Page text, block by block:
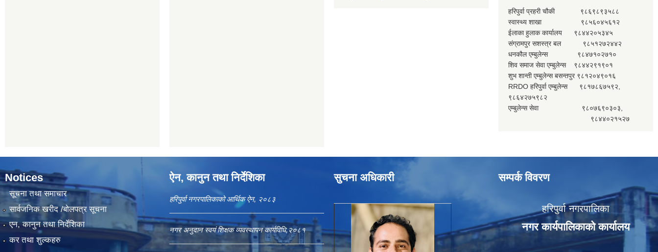
हरिपुर्वा प्रहरी चौकी ९८६९८९३५८८
स्वास्थ्य शाखा ९८५६०४५६१२
ईलाका हुलाक कार्यालय ९८४४२०५३४५
संग्रामपुर सशस्त्र बल ९८५१२७२४४२
धनकौल एम्बुलेन्स ९८४७१०२७१०
शिव समाज सेवा एम्बुलेन्स ९८४४२९१९०१
शुभ शान्ती एम्बुलेन्स बसन्तपुर ९८१२०४९०१६
RRDO हरिपुर्वा एम्बुलेन्स ९८१७८६७५९२,
९८६४२७५९८२
एम्बुलेन्स सेवा ९८०७६९०३०३,
९८४४०२१५२७
Notices
सूचना तथा समाचार
सार्वजनिक खरीद /बोलपत्र सूचना
एन, कानुन तथा निर्देशिका
कर तथा शुल्कहरु
ऐन, कानुन तथा निर्देशिका
हरिपुर्वा नगरपालिकाको आर्थिक ऐन, २०८३
नगर अनुदान स्वयं शिक्षक व्यवस्थापन कार्यविधि,२०८१
सुचना अधिकारी सम्पर्क विवरण
हरिपुर्वा नगरपालिका
नगर कार्यपालिकाको कार्यालय